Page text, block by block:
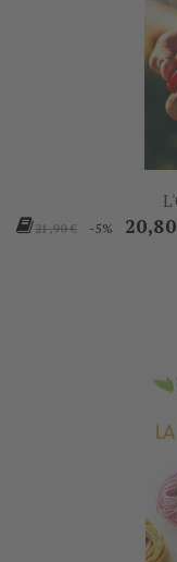
Prezzo
21,90 € -5%